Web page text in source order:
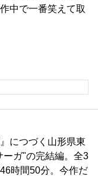
中で一番笑えて取
につづく山形県東
ーガ"の完結編。全3
時間50分。今作だ